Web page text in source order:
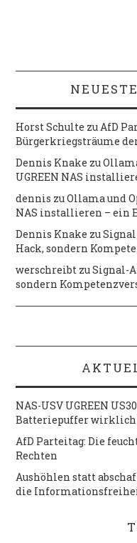
Horst Schulte zu AfD
Bürgerkriegsträume
Dennis Knake zu
UGREEN NAS
dennis zuOllama und
NAS installieren – ein
Dennis Knake zu
Hack, sondern
werschreibt zuSignal-
sondern
NAS-USV UGREEN
Batteriepuffer wirklich
AfD Parteitag: Die
Rechten
Aushöhlen statt
die